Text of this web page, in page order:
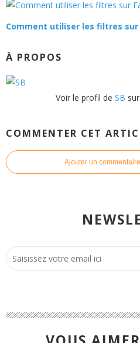
Comment utiliser les filtres sur
À PROPOS
Voir le profil de SB
COMMENTER CET
Ajouter un commentaire